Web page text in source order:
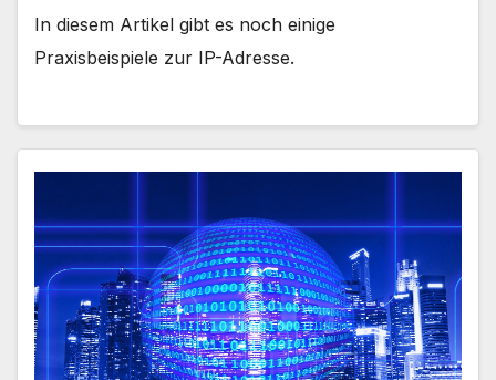
In diesem Artikel gibt es noch einige
Praxisbeispiele zur IP-Adresse.